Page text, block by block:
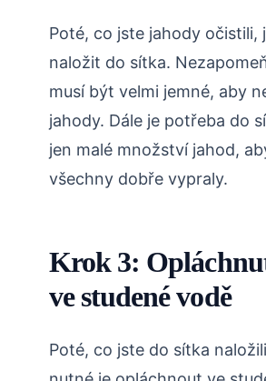
Poté, co jste jahody očistili,
naložit do sítka.
musí být velmi jemné, aby
jahody. Dále je potřeba do
jen malé množství jahod,
všechny dobře vypraly.
Krok 3:
ve studené vodě
Poté, co jste do sítka